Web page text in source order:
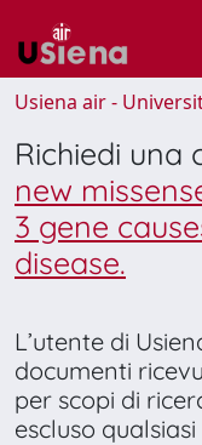
Usiena air -
Richiedi una
new
3 gene
disease.
L’utente di
documenti
per scopi di
escluso